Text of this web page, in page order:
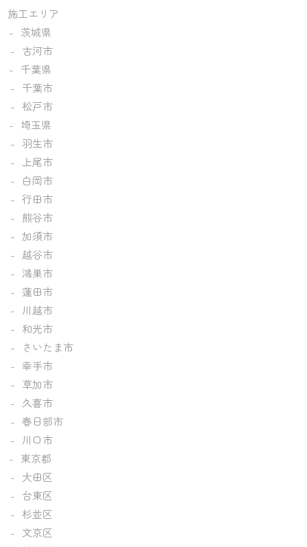
施工エリア
茨城県
古河市
千葉県
千葉市
松戸市
埼玉県
羽生市
上尾市
白岡市
行田市
熊谷市
加須市
越谷市
鴻巣市
蓮田市
川越市
和光市
さいたま市
幸手市
草加市
久喜市
春日部市
川口市
東京都
大田区
台東区
杉並区
文京区